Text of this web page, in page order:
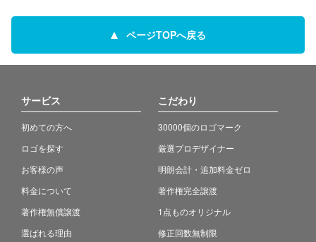
ページTOPへ戻る
サービス
初めての方へ
ロゴを探す
お客様の声
料金について
著作権無償譲渡
選ばれる理由
こだわり
30000個のロゴマーク
厳選プロデザイナー
明朗会計・追加料金ゼロ
著作権完全譲渡
1点ものオリジナル
修正回数無制限